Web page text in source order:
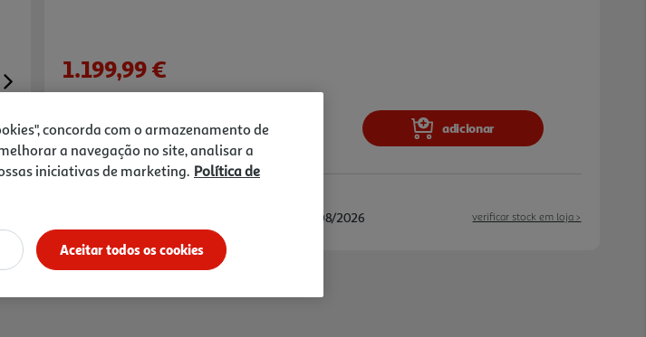
Next
1.199,99 €
adicionar
verificar stock em loja >
17/08/2026 e 18/08/2026
concorda com o armazenamento de
a navegação no site, analisar a
iniciativas de marketing. Política de
Aceitar todos os cookies